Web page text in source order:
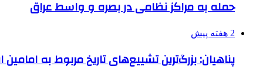
حمله به مراکز نظامی در بصره و واسط عراق
2 هفته پیش
پناهیان: بزرگ‌ترین تشییع‌های تاریخ مربوط به